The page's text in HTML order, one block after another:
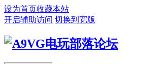
设为首页收藏本站
开启辅助访问 切换到宽版